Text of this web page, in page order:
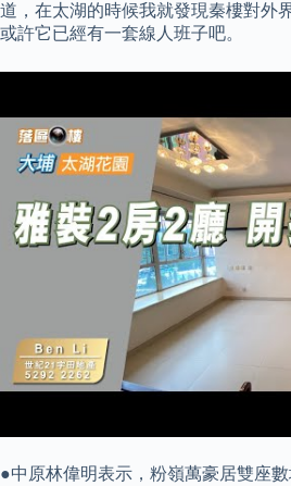
道，在太湖的時候我就發現秦樓對外
或許它已經有一套線人班子吧。
●中原林偉明表示，粉嶺萬豪居雙座